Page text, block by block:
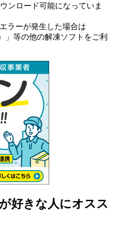
ンロード可能になっていま
ラーが発生した場合は
」等の他の解凍ソフトをご利
好きな人にオスス